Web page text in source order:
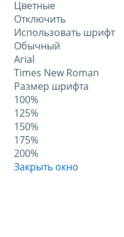
Цветные
Отключить
Использовать шрифт
Обычный
Arial
Times New Roman
Размер шрифта
100%
125%
150%
175%
200%
Закрыть окно